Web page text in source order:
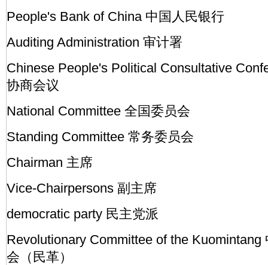
People's Bank of China 中国人民银行
Auditing Administration 审计署
Chinese People's Political Consultative
协商会议
National Committee 全国委员会
Standing Committee 常务委员会
Chairman 主席
Vice-Chairpersons 副主席
democratic party 民主党派
Revolutionary Committee of the
会（民革）